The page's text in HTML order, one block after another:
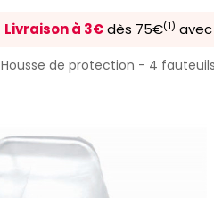
Livraison à 3€ dès 75€(1)
Housse de protection - 4